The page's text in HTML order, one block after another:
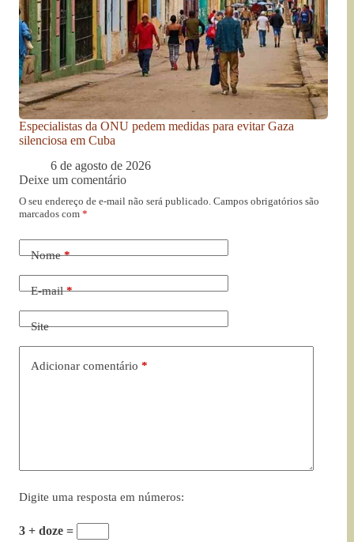
Especialistas da ONU pedem medidas para evitar Gaza
silenciosa em Cuba
6 de agosto de 2026
Deixe um comentário
O seu endereço de e-mail não será publicado. Campos obrigatórios são
marcados com *
Nome*
E-mail*
Site
Adicionar comentário *
Digite uma resposta em números:
3 + doze =